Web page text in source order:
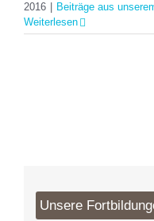
2016
Beiträge aus
Weiterlesen
Unsere